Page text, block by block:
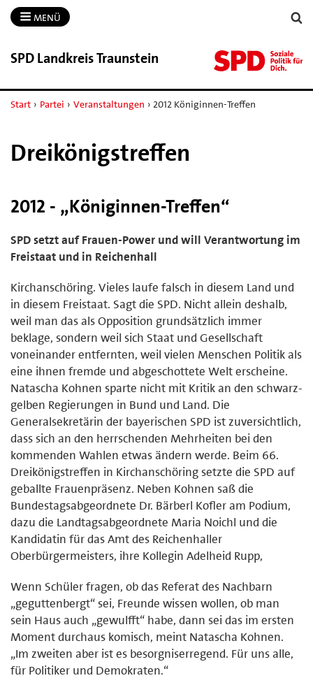
MENÜ
SPD Landkreis Traunstein
Start › Partei › Veranstaltungen › 2012 Königinnen-Treffen
Dreikönigstreffen
2012 - „Königinnen-Treffen“
SPD setzt auf Frauen-Power und will Verantwortung im
Freistaat und in Reichenhall
Kirchanschöring. Vieles laufe falsch in diesem Land und
in diesem Freistaat. Sagt die SPD. Nicht allein deshalb,
weil man das als Opposition grundsätzlich immer
beklage, sondern weil sich Staat und Gesellschaft
voneinander entfernten, weil vielen Menschen Politik als
eine ihnen fremde und abgeschottete Welt erscheine.
Natascha Kohnen sparte nicht mit Kritik an den schwarz-
gelben Regierungen in Bund und Land. Die
Generalsekretärin der bayerischen SPD ist zuversichtlich,
dass sich an den herrschenden Mehrheiten bei den
kommenden Wahlen etwas ändern werde. Beim 66.
Dreikönigstreffen in Kirchanschöring setzte die SPD auf
geballte Frauenpräsenz. Neben Kohnen saß die
Bundestagsabgeordnete Dr. Bärberl Kofler am Podium,
dazu die Landtagsabgeordnete Maria Noichl und die
Kandidatin für das Amt des Reichenhaller
Oberbürgermeisters, ihre Kollegin Adelheid Rupp,
Wenn Schüler fragen, ob das Referat des Nachbarn
„geguttenbergt“ sei, Freunde wissen wollen, ob man
sein Haus auch „gewulfft“ habe, dann sei das im ersten
Moment durchaus komisch, meint Natascha Kohnen.
„Im zweiten aber ist es besorgniserregend. Für uns alle,
für Politiker und Demokraten.“